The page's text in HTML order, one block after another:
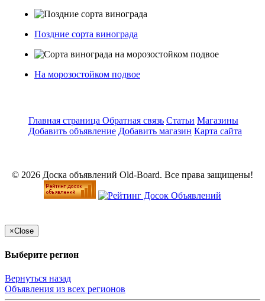
Поздние сорта винограда
На морозостойком подвое
Главная страница Обратная связь Статьи Магазины
Добавить объявление Добавить магазин Карта сайта
© 2026 Доска объявлений Old-Board. Все права защищены!
×Close
Выберите регион
Вернуться назад
Объявления из всех регионов